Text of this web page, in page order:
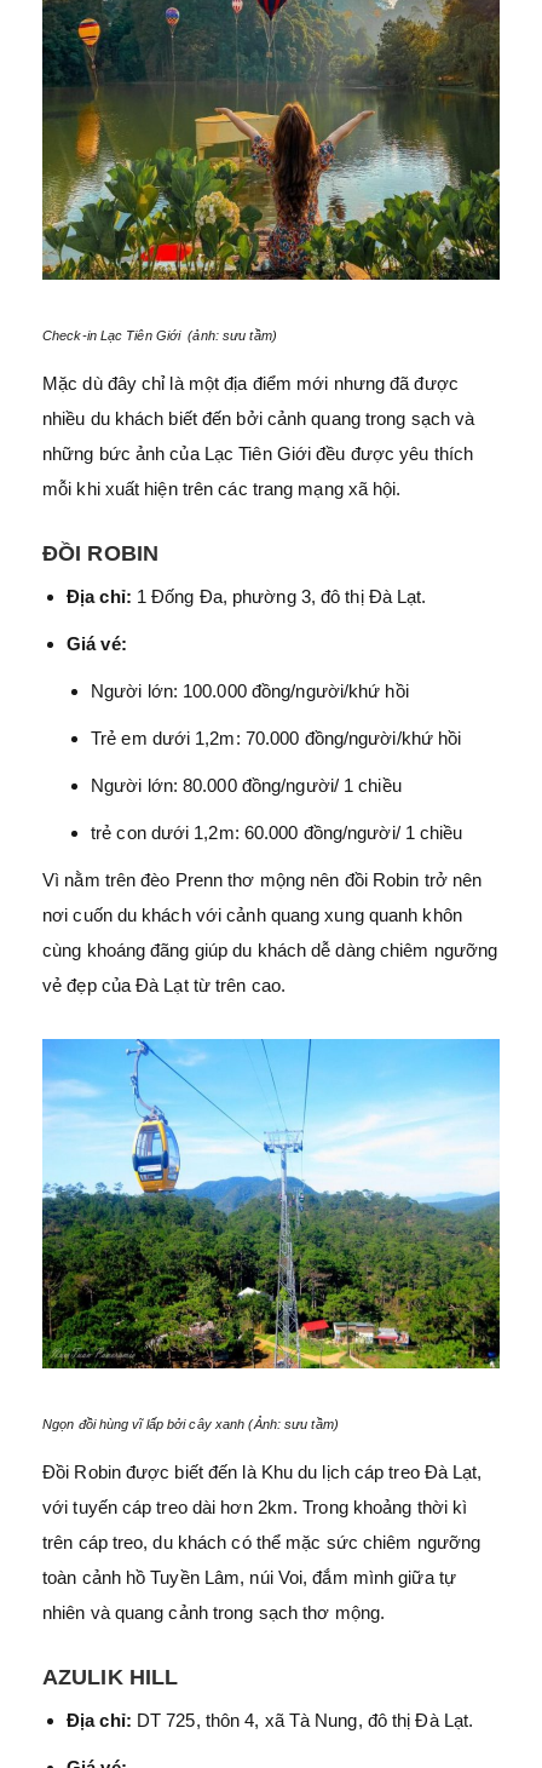
Check-in Lạc Tiên Giới (ảnh: sưu tầm)
Mặc dù đây chỉ là một địa điểm mới nhưng đã được
nhiều du khách biết đến bởi cảnh quang trong sạch và
những bức ảnh của Lạc Tiên Giới đều được yêu thích
mỗi khi xuất hiện trên các trang mạng xã hội.
ĐỒI ROBIN
Địa chỉ: 1 Đống Đa, phường 3, đô thị Đà Lạt.
Giá vé:
Người lớn: 100.000 đồng/người/khứ hồi
Trẻ em dưới 1,2m: 70.000 đồng/người/khứ hồi
Người lớn: 80.000 đồng/người/ 1 chiều
trẻ con dưới 1,2m: 60.000 đồng/người/ 1 chiều
Vì nằm trên đèo Prenn thơ mộng nên đồi Robin trở nên
nơi cuốn du khách với cảnh quang xung quanh khôn
cùng khoáng đãng giúp du khách dễ dàng chiêm ngưỡng
vẻ đẹp của Đà Lạt từ trên cao.
Ngọn đồi hùng vĩ lấp bởi cây xanh (Ảnh: sưu tầm)
Đồi Robin được biết đến là Khu du lịch cáp treo Đà Lạt,
với tuyến cáp treo dài hơn 2km. Trong khoảng thời kì
trên cáp treo, du khách có thể mặc sức chiêm ngưỡng
toàn cảnh hồ Tuyền Lâm, núi Voi, đắm mình giữa tự
nhiên và quang cảnh trong sạch thơ mộng.
AZULIK HILL
Địa chỉ: DT 725, thôn 4, xã Tà Nung, đô thị Đà Lạt.